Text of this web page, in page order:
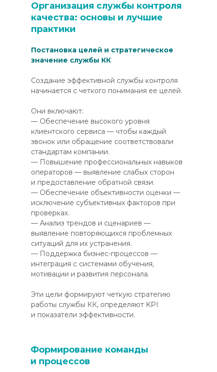
Постановка целей и стратегическое
значение службы КК
Создание эффективной службы контроля
начинается с четкого понимания ее целей.
Они включают:
— Обеспечение высокого уровня
клиентского сервиса — чтобы каждый
звонок или обращение соответствовали
стандартам компании.
— Повышение профессиональных навыков
операторов — выявление слабых сторон
и предоставление обратной связи.
— Обеспечение объективности оценки —
исключение субъективных факторов при
проверках.
— Анализ трендов и сценариев —
выявление повторяющихся проблемных
ситуаций для их устранения.
— Поддержка бизнес-процессов —
интеграция с системами обучения,
мотивации и развития персонала.
Эти цели формируют четкую стратегию
работы службы КК, определяют KPI
и показатели эффективности.
Формирование команды
и процессов
Организация службы контроля
качества: основы и лучшие
практики